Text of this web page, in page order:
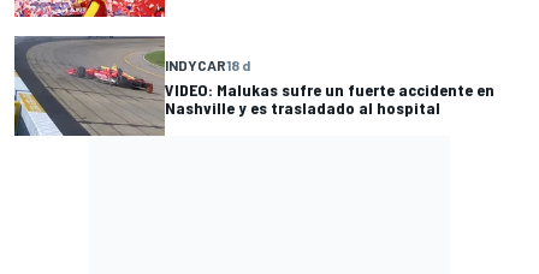
INDYCAR18 d
VIDEO: Malukas sufre un fuerte accidente en
Nashville y es trasladado al hospital